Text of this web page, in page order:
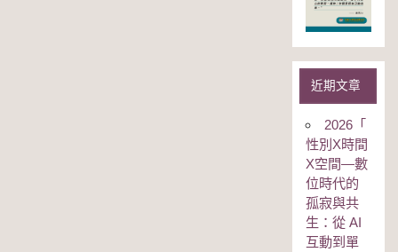
近期文章
2026「
性別Χ時間
Χ空間—數
位時代的
孤寂與共
生：從 AI
互動到單